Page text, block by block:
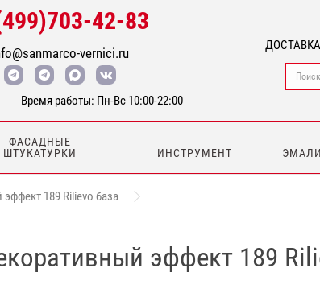
42-83
vernici.ru
Время работы: Пн-Вс 10:00-22:00
ФАСАДНЫЕ
ШТУКАТУРКИ
ИНСТРУМЕНТ
189 Rilievo база
эффект 189